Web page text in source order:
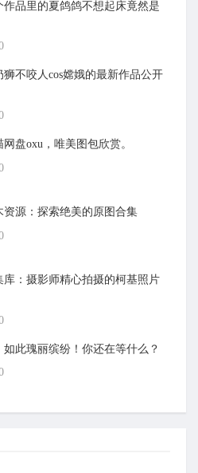
作品里的夏鸽鸽不想起床竟然是
不咬人cos嫦娥的最新作品公开
盘oxu，唯美图包欣赏。
资源：探索绝美的原图合集
库：摄影师精心拍摄的柯基照片
如此瑰丽缤纷！你还在等什么？